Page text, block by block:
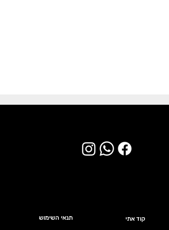
תנאי השימוש קוד אתי